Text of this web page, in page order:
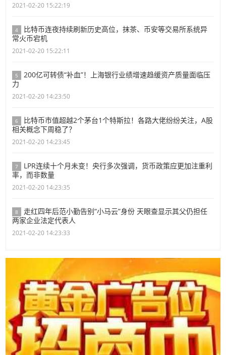
2021-02-20 15:22:19
4
比特币连夜持续刷新历史高位，抹茶、币安等交易所系统异
常火币宕机
2021-02-20 15:22:11
5
200亿可转债“补血”！上海银行业绩增速趋缓资产质量面临压
力
2021-02-20 14:23:50
6
比特币市值超越2个茅台1个特斯拉！各路大佬纷纷关注，A股
相关概念下周稳了？
2021-02-20 14:23:45
7
LPR连续十个月未变！央行多次强调，货币政策应更加注重利
率，而非数量
2021-02-20 14:23:35
8
走红四年后范小勤告别“小马云”身份 天眼查显示其父仍担任
两家企业法定代表人
2021-02-20 14:23:33